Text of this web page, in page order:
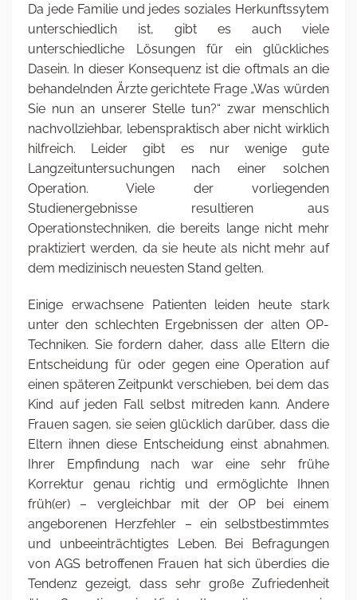
Da jede Familie und jedes soziales Herkunftssytem
unterschiedlich ist, gibt es auch viele
unterschiedliche Lösungen für ein glückliches
Dasein. In dieser Konsequenz ist die oftmals an die
behandelnden Ärzte gerichtete Frage „Was würden
Sie nun an unserer Stelle tun?“ zwar menschlich
nachvollziehbar, lebenspraktisch aber nicht wirklich
hilfreich. Leider gibt es nur wenige gute
Langzeituntersuchungen nach einer solchen
Operation. Viele der vorliegenden
Studienergebnisse resultieren aus
Operationstechniken, die bereits lange nicht mehr
praktiziert werden, da sie heute als nicht mehr auf
dem medizinisch neuesten Stand gelten.
Einige erwachsene Patienten leiden heute stark
unter den schlechten Ergebnissen der alten OP-
Techniken. Sie fordern daher, dass alle Eltern die
Entscheidung für oder gegen eine Operation auf
einen späteren Zeitpunkt verschieben, bei dem das
Kind auf jeden Fall selbst mitreden kann. Andere
Frauen sagen, sie seien glücklich darüber, dass die
Eltern ihnen diese Entscheidung einst abnahmen.
Ihrer Empfindung nach war eine sehr frühe
Korrektur genau richtig und ermöglichte Ihnen
früh(er) – vergleichbar mit der OP bei einem
angeborenen Herzfehler – ein selbstbestimmtes
und unbeeinträchtigtes Leben. Bei Befragungen
von AGS betroffenen Frauen hat sich überdies die
Tendenz gezeigt, dass sehr große Zufriedenheit